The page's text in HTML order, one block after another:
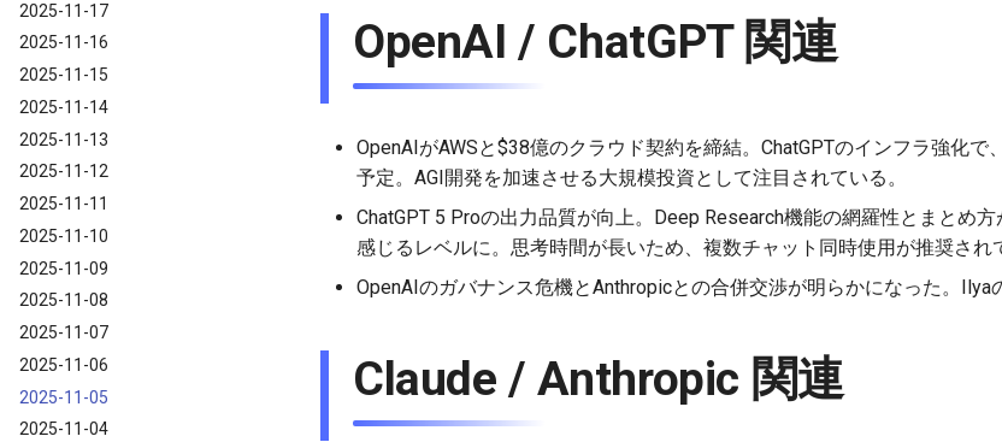
2025-11-17
2025-11-16
2025-11-15
2025-11-14
2025-11-13
2025-11-12
2025-11-11
2025-11-10
2025-11-09
2025-11-08
2025-11-07
2025-11-06
2025-11-05
2025-11-04
OpenAI / ChatGPT 関連
OpenAIがAWSと$38億のクラウド契約を締結。ChatGPTのインフラ強化で
予定。AGI開発を加速させる大規模投資として注目されている。
ChatGPT 5 Proの出力品質が向上。Deep Research機能の網羅性とまとめ
感じるレベルに。思考時間が長いため、複数チャット同時使用が推奨され
OpenAIのガバナンス危機とAnthropicとの合併交渉が明らかになった。Ilya
Claude / Anthropic 関連